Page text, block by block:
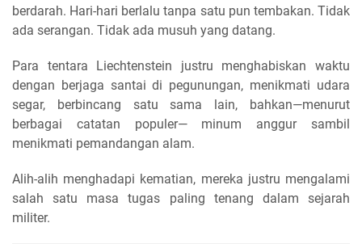
berdarah. Hari-hari berlalu tanpa satu pun tembakan. Tidak
ada serangan. Tidak ada musuh yang datang.
Para tentara Liechtenstein justru menghabiskan waktu
dengan berjaga santai di pegunungan, menikmati udara
segar, berbincang satu sama lain, bahkan—menurut
berbagai catatan populer— minum anggur sambil
menikmati pemandangan alam.
Alih-alih menghadapi kematian, mereka justru mengalami
salah satu masa tugas paling tenang dalam sejarah
militer.